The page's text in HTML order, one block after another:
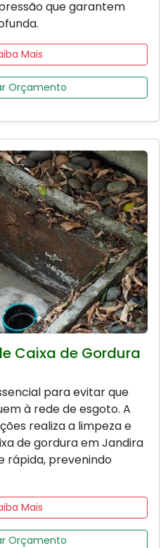
que garantem
Mais
Orçamento
Caixa de Gordura
para evitar que
à rede de esgoto. A
realiza a limpeza e
de gordura em Jandira
rápida, prevenindo
Mais
Orçamento